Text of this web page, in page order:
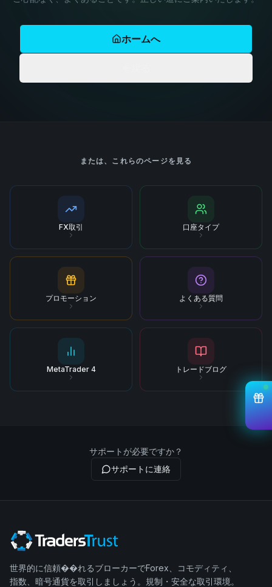
ホームへ
または、これらのページを見る
FX取引 口座タイプ
プロモーション よくある質問
MetaTrader 4 トレードブログ
サポートが必要ですか？
サポートに連絡
世界的に信頼��れるブローカーでForex、コモディティ、
指数、暗号通貨を取引しましょう。規制・安全な取引環境。